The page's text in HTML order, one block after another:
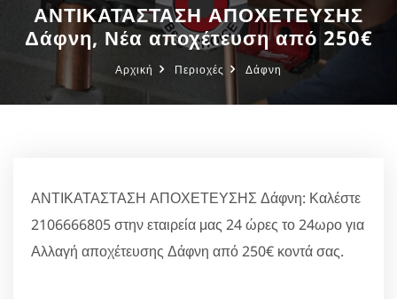
ΑΝΤΙΚΑΤΑΣΤΑΣΗ ΑΠΟΧΕΤΕΥΣΗΣ
Δάφνη, Νέα αποχέτευση από 250€
Αρχική Περιοχές Δάφνη
ΑΝΤΙΚΑΤΑΣΤΑΣΗ ΑΠΟΧΕΤΕΥΣΗΣ Δάφνη: Καλέστε
2106666805 στην εταιρεία μας 24 ώρες το 24ωρο για
Αλλαγή αποχέτευσης Δάφνη από 250€ κοντά σας.